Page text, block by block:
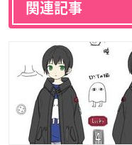
関連記事